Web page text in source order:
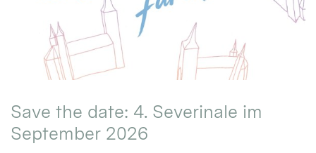
Save the date: 4. Severinale im
September 2026